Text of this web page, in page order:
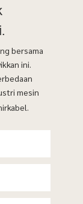
bersama
ini.
mesin